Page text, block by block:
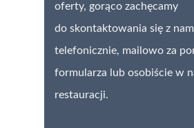
oferty, gorąco zachęcamy
do skontaktowania się z
telefonicznie, mailowo za
formularza lub osobiście w
restauracji.